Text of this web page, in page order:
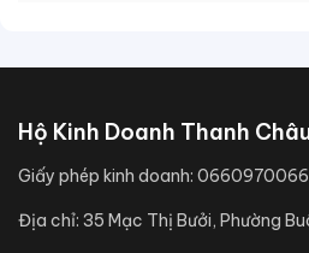
Hộ Kinh Doanh Thanh
Giấy phép kinh doanh:
Địa chỉ: 35 Mạc Thị Bưởi, Phường